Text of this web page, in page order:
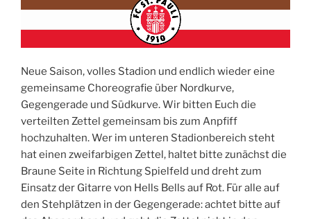
Neue Saison, volles Stadion und endlich wieder eine
gemeinsame Choreografie über Nordkurve,
Gegengerade und Südkurve. Wir bitten Euch die
verteilten Zettel gemeinsam bis zum Anpfiff
hochzuhalten. Wer im unteren Stadionbereich steht
hat einen zweifarbigen Zettel, haltet bitte zunächst die
Braune Seite in Richtung Spielfeld und dreht zum
Einsatz der Gitarre von Hells Bells auf Rot. Für alle auf
den Stehplätzen in der Gegengerade: achtet bitte auf